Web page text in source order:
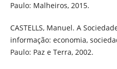
Paulo: Malheiros, 2015.
CASTELLS, Manuel. A
informação: economia,
Paulo: Paz e Terra, 2002.